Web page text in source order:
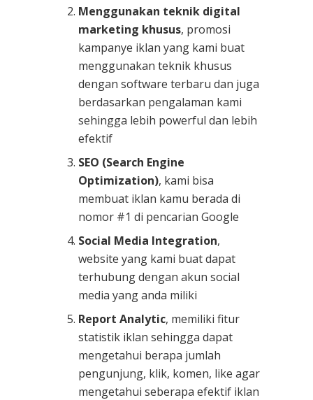
Menggunakan teknik digital
marketing khusus, promosi
kampanye iklan yang kami buat
menggunakan teknik khusus
dengan software terbaru dan juga
berdasarkan pengalaman kami
sehingga lebih powerful dan lebih
efektif
SEO (Search Engine
Optimization), kami bisa
membuat iklan kamu berada di
nomor #1 di pencarian Google
Social Media Integration,
website yang kami buat dapat
terhubung dengan akun social
media yang anda miliki
Report Analytic, memiliki fitur
statistik iklan sehingga dapat
mengetahui berapa jumlah
pengunjung, klik, komen, like agar
mengetahui seberapa efektif iklan